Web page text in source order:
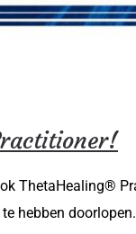
ThetaHealing®
hebben doorlopen.